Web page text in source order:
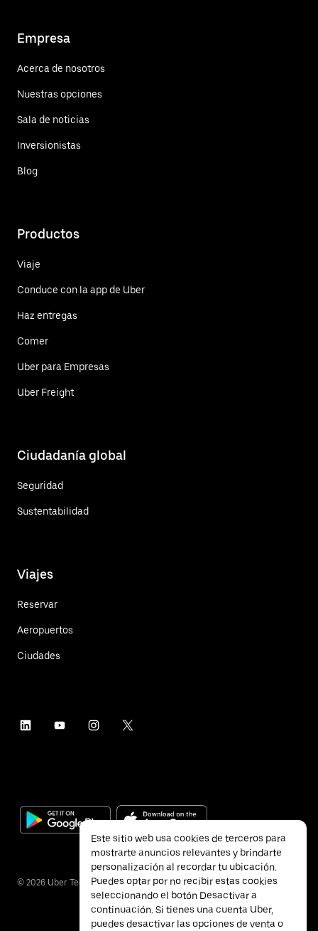
Empresa
Acerca de nosotros
Nuestras opciones
Sala de noticias
Inversionistas
Blog
Productos
Viaje
Conduce con la app de Uber
Haz entregas
Comer
Uber para Empresas
Uber Freight
Ciudadanía global
Seguridad
Sustentabilidad
Viajes
Reservar
Aeropuertos
Ciudades
© 2026 Uber Technologies Inc.
Este sitio web usa cookies de terceros para
mostrarte anuncios relevantes y brindarte
personalización al recordar tu ubicación.
Puedes optar por no recibir estas cookies
seleccionando el botón Desactivar a
continuación. Si tienes una cuenta Uber,
puedes desactivar las opciones de venta o